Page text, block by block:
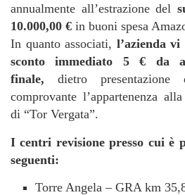
annualmente all’estrazione del
10.000,00 € in buoni spesa
In quanto associati, l’azienda
sconto immediato 5 €
da
finale, dietro presentazione
comprovante l’appartenenza
di “Tor Vergata”.
I centri revisione presso cui è
seguenti:
Torre Angela – GRA km